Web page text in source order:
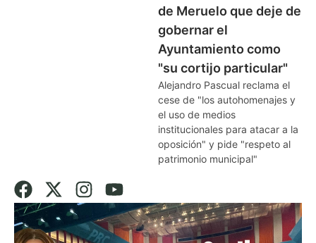
de Meruelo que deje de
gobernar el
Ayuntamiento como
"su cortijo particular"
Alejandro Pascual reclama el
cese de "los autohomenajes y
el uso de medios
institucionales para atacar a la
oposición" y pide "respeto al
patrimonio municipal"